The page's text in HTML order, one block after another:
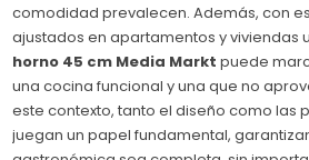
comodidad prevalecen. Además, con
ajustados en apartamentos y viviendas
horno 45 cm Media Markt puede
una cocina funcional y una que no
este contexto, tanto el diseño como las
juegan un papel fundamental,